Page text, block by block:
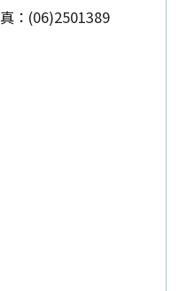
：(06)2501389